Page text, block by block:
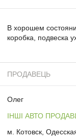
В хорошем
коробка, подвеска
ПРОДАВЕЦЬ
Олег
ІНШІ АВТО
м. Котовск,